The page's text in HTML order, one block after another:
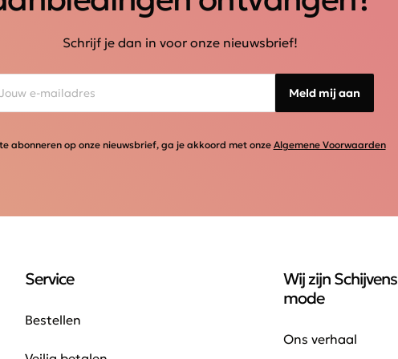
Schrijf je dan in voor onze nieuwsbrief!
Meld mij aan
abonneren op onze nieuwsbrief, ga je akkoord met onze Algemene Voorwaarden
Service
Bestellen
Wij zijn Schijvens
mode
Ons verhaal